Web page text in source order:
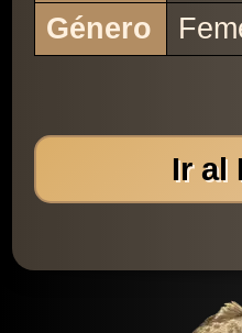
Género
Ir al